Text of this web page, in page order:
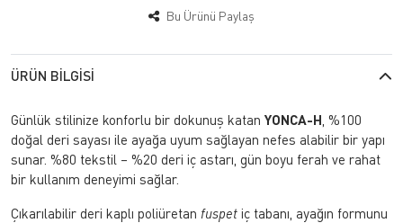
Bu Ürünü Paylaş
ÜRÜN BILGISI
Günlük stilinize konforlu bir dokunuş katan YONCA-H , %100
doğal deri sayası ile ayağa uyum sağlayan nefes alabilir bir yapı
sunar. %80 tekstil – %20 deri iç astarı, gün boyu ferah ve rahat
bir kullanım deneyimi sağlar.
Çıkarılabilir deri kaplı poliüretan fuspet iç tabanı, ayağın formunu